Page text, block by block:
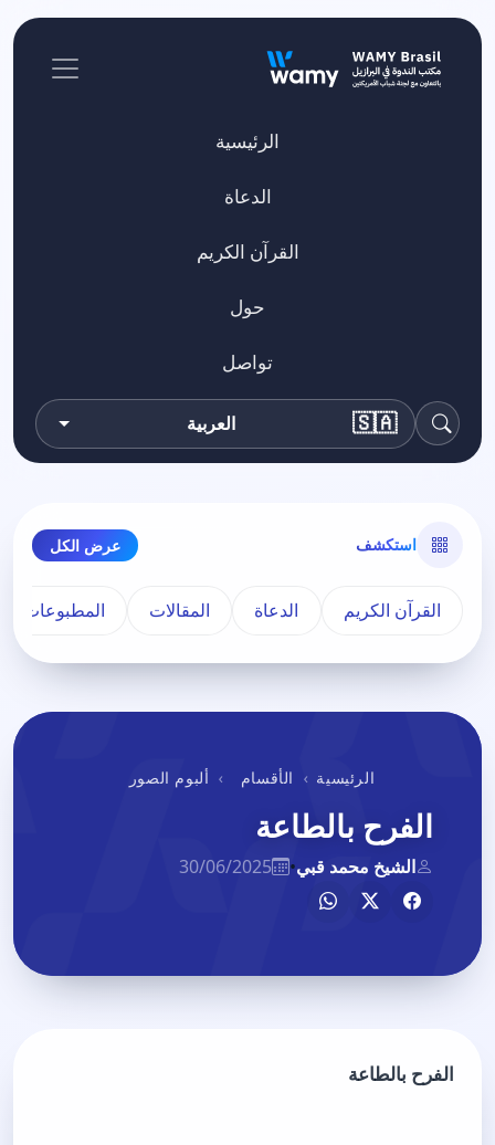
الرئيسية
الدعاة
القرآن الكريم
حول
تواصل
بحث 🇸🇦 العربية
استكشف عرض الكل
القرآن الكريم الدعاة المقالات المطبوعات
الرئيسية الأقسام ألبوم الصور
الفرح بالطاعة
الشيخ محمد قبي•
30/06/2025
الفرح بالطاعة